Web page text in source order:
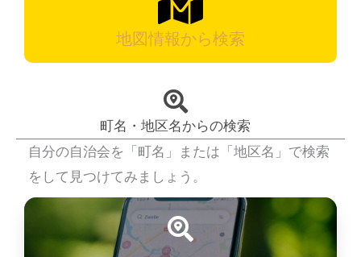
地図情報から検索
町名・地区名からの検索
自分の自治会を「町名」または「地区名」で検索
をして見つけてみましょう。